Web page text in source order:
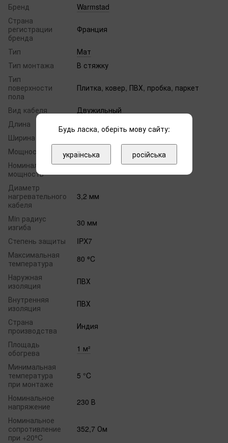
Бренд
Warmstad
Страна
регистрации
бренда
Франция
Тип
Мат
Тип монтажа
В стяжку
Тип
поверхности
пола
Плитка, ковер, ПВХ, пробка, паркет
Вид кабеля
Двужильный
Длина
Ширина
Мощность
105 Вт/м²
Номинальная
мощность
Диаметр
нагревательного
кабеля
3,2 мм
Min радиус
изгиба
30 мм
Степень защиты
IPX7
Максимальная
температура
80 ⁰C
Наружная
изоляция
ПВХ
Внутренняя
изоляция
ПВХ
Страна
производства
Индия
Площадь
обогрева
1 м²
Минимальная
температура
при монтаже
5 °C
Номинальное
напряжение
230 В
Номинальное
сопротивление
при +20⁰C
352,7 Ом
Будь ласка, оберіть мову сайту:
українська російська